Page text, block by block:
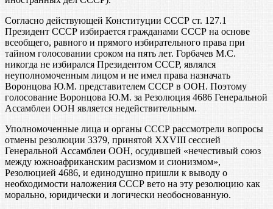
Согласно действующей Конституции СССР ст. 127.1
Президент СССР избирается гражданами СССР на основе
всеобщего, равного и прямого избирательного права при
тайном голосовании сроком на пять лет. Горбачев М.С.
никогда не избирался Президентом СССР, являлся
неуполномоченным лицом и не имел права назначать
Воронцова Ю.М. представителем СССР в ООН. Поэтому
голосование Воронцова Ю.М. за Резолюция 4686 Генеральной
Ассамблеи ООН является недействительным.
Уполномоченные лица и органы СССР рассмотрели вопросы
отмены резолюции 3379, принятой XXVIII сессией
Генеральной Ассамблеи ООН, осудившей «нечестивый союз
между южноафриканским расизмом и сионизмом»,
Резолюцией 4686, и единодушно пришли к выводу о
необходимости наложения СССР вето на эту резолюцию как
морально, юридически и логически необоснованную.